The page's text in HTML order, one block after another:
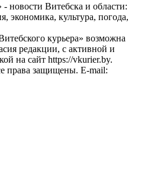
- новости Витебска и области:
экономика, культура, погода,
курьера» возможна
редакции, с активной и
на сайт https://vkurier.by.
права защищены. E-mail: